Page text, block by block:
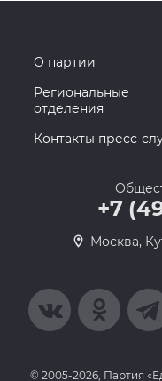
О партии
Региональные
отделения
Контакты пресс-
+7
Москва,
© 2005-2026, Партия